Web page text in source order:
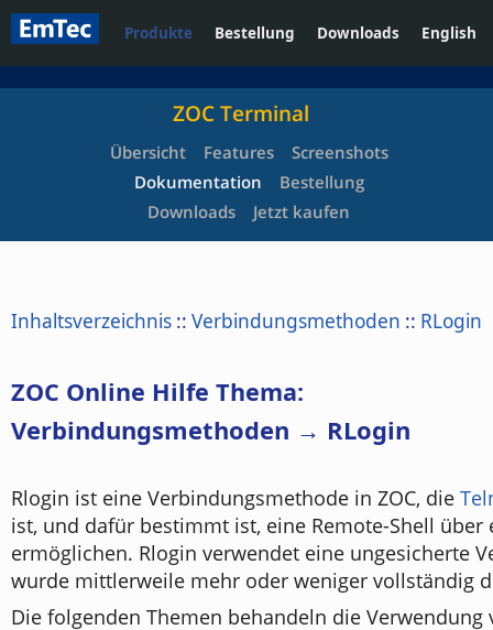
Produkte Bestellung Downloads English
ZOC Terminal
Übersicht Features
Screenshots
Dokumentation
Bestellung
Downloads
Jetzt kaufen
Inhaltsverzeichnis :: Verbindungsmethoden :: RLogin
ZOC Online Hilfe Thema:
Verbindungsmethoden → RLogin
Rlogin ist eine Verbindungsmethode in ZOC, die
ist, und dafür bestimmt ist, eine Remote-Shell über
ermöglichen. Rlogin verwendet eine ungesicherte
wurde mittlerweile mehr oder weniger vollständig
Die folgenden Themen behandeln die Verwendung